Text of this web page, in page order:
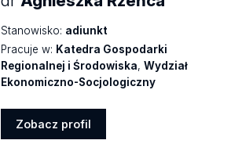
Stanowisko: adiunkt
Pracuje w: Katedra Gospodarki
Regionalnej i Środowiska,Wydział
Ekonomiczno-Socjologiczny
Zobacz profil